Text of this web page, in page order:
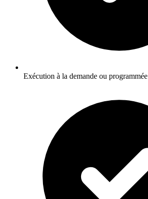
Exécution à la demande ou programmée